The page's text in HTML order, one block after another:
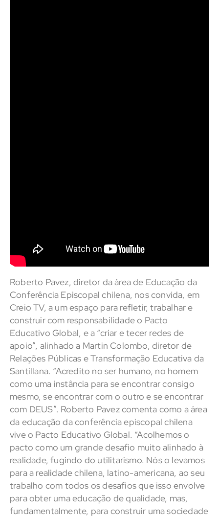
Roberto Pavez, diretor da área de Educação da
Conferência Episcopal chilena, nos convida, em
Creio TV, a um espaço para refletir, trabalhar e
construir com responsabilidade o Pacto
Educativo Global, e a “criar e tecer redes de
apoio”, alinhado a Martin Colombo, diretor de
Relações Públicas e Transformação Educativa da
Santillana. “Acredito no ser humano, no homem
como uma instância para se encontrar consigo
mesmo, se encontrar com o outro e se encontrar
com DEUS”. Roberto Pavez comenta como a área
da educação da conferência episcopal chilena
vive o Pacto Educativo Global. “Acolhemos o
pacto como um grande desafio muito alinhado à
realidade, fugindo do utilitarismo. Nós o levamos
para a realidade chilena, latino-americana, ao seu
trabalho com todos os desafios que isso envolve
para obter uma educação de qualidade, mas,
fundamentalmente, para construir uma sociedade